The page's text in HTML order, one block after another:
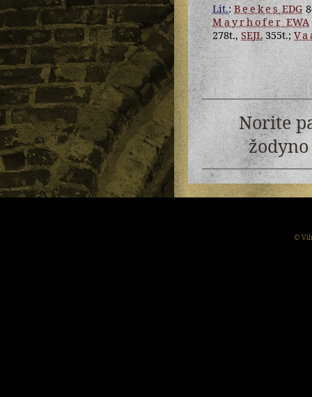
Lit.:Beekes EDG
MayrhoferEWA
278t., SEJL355t.;
Norite
©